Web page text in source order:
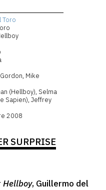
Toro
Mike
(Hellboy), Selma
Sapien), Jeffrey
2008
SURPRISE
Hellboy, Guillermo del